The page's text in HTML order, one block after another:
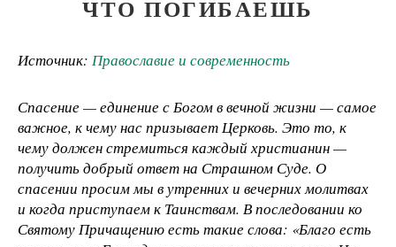
ЧТО ПОГИБАЕШЬ
Источник: Православие и современность
Спасение — единение с Богом в вечной жизни — самое
важное, к чему нас призывает Церковь. Это то, к
чему должен стремиться каждый христианин —
получить добрый ответ на Страшном Суде. О
спасении просим мы в утренних и вечерних молитвах
и когда приступаем к Таинствам. В последовании ко
Святому Причащению есть такие слова: «Благо есть